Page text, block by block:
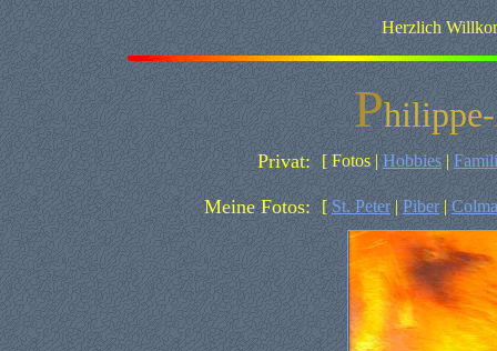
Herzlich
Philippe-
Privat: [ Fotos | Hobbies |
Meine Fotos: [ St. Peter| Piber|